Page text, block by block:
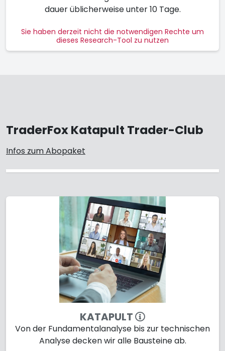
dauer üblich­er­weise unter 10 Tage.
Sie haben derzeit nicht die notwendigen Rechte um
dieses Research-Tool zu nutzen
TraderFox Katapult Trader-Club
Infos zum Abopaket
KATAPULT
Von der Fundamentalanalyse bis zur technischen
Analyse decken wir alle Bausteine ab.